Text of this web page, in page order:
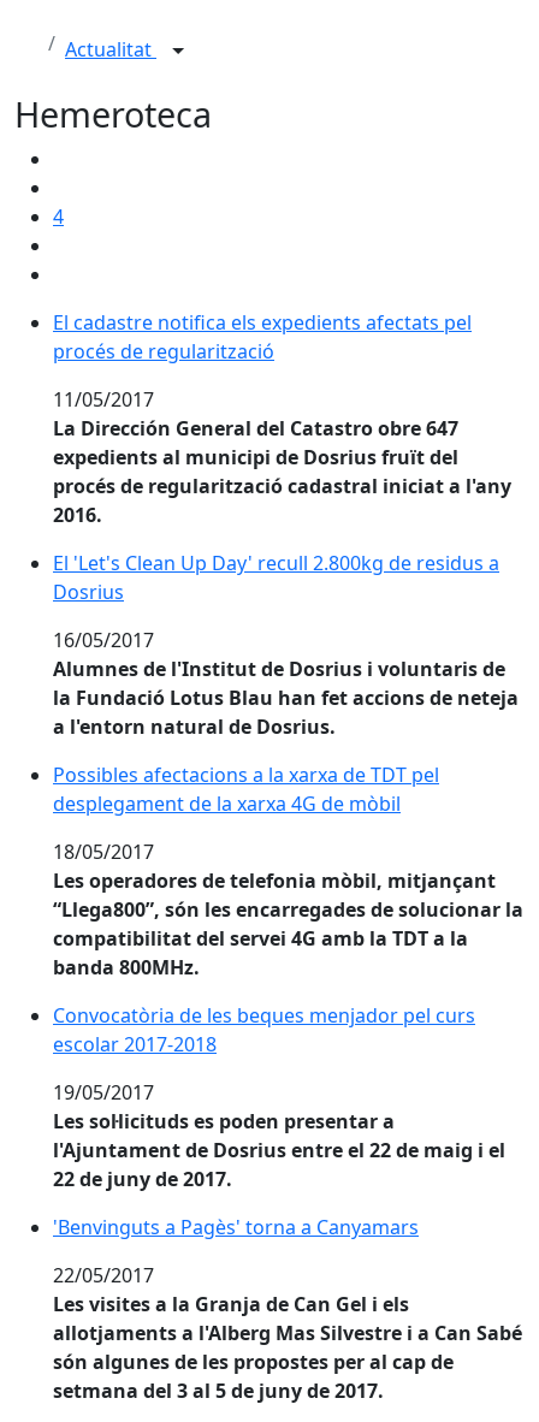
Actualitat
Hemeroteca
4
El cadastre notifica els expedients afectats pel
El cadastre notifica els expedients afectats pel
procés de regularització
11/05/2017
La Dirección General del Catastro obre 647
expedients al municipi de Dosrius fruït del
procés de regularització cadastral iniciat a l'any
2016.
El 'Let's Clean Up Day' recull 2.800kg de residus a
El 'Let's Clean Up Day' recull 2.800kg de residus a
Dosrius
16/05/2017
Alumnes de l'Institut de Dosrius i voluntaris de
la Fundació Lotus Blau han fet accions de neteja
a l'entorn natural de Dosrius.
Possibles afectacions a la xarxa de TDT pel
Possibles afectacions a la xarxa de TDT pel
desplegament de la xarxa 4G de mòbil
18/05/2017
Les operadores de telefonia mòbil, mitjançant
“Llega800”, són les encarregades de solucionar la
compatibilitat del servei 4G amb la TDT a la
banda 800MHz.
Convocatòria de les beques menjador pel curs
Convocatòria de les beques menjador pel curs
escolar 2017-2018
19/05/2017
Les sol·licituds es poden presentar a
l'Ajuntament de Dosrius entre el 22 de maig i el
22 de juny de 2017.
'Benvinguts a Pagès' torna a Canyamars
'Benvinguts a Pagès' torna a Canyamars
22/05/2017
Les visites a la Granja de Can Gel i els
allotjaments a l'Alberg Mas Silvestre i a Can Sabé
són algunes de les propostes per al cap de
setmana del 3 al 5 de juny de 2017.